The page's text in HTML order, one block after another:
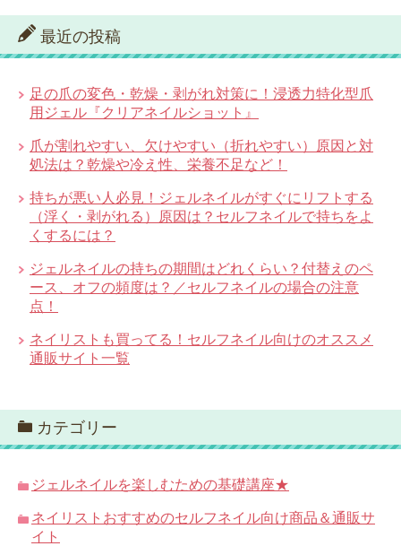
最近の投稿
足の爪の変色・乾燥・剥がれ対策に！浸透力特化型爪
用ジェル『クリアネイルショット』
爪が割れやすい、欠けやすい（折れやすい）原因と対
処法は？乾燥や冷え性、栄養不足など！
持ちが悪い人必見！ジェルネイルがすぐにリフトする
（浮く・剥がれる）原因は？セルフネイルで持ちをよ
くするには？
ジェルネイルの持ちの期間はどれくらい？付替えのペ
ース、オフの頻度は？／セルフネイルの場合の注意
点！
ネイリストも買ってる！セルフネイル向けのオススメ
通販サイト一覧
カテゴリー
ジェルネイルを楽しむための基礎講座★
ネイリストおすすめのセルフネイル向け商品＆通販サ
イト